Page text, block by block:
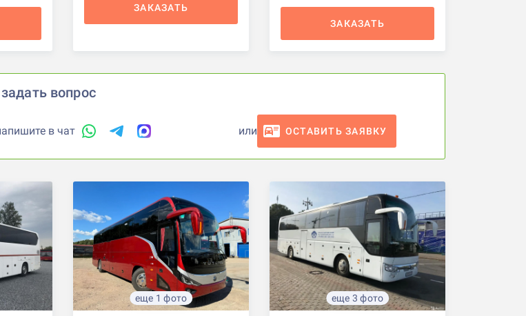
ЗАКАЗАТЬ
ЗАКАЗАТЬ
вопрос
в чат или ОСТАВИТЬ ЗАЯВКУ
еще 1 фото еще 3 фото